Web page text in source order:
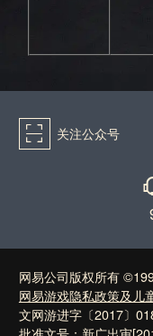
򰀁 关注公众号
网易公司版权所有
网易游戏隐私政策及儿
文网游进字〔2017〕